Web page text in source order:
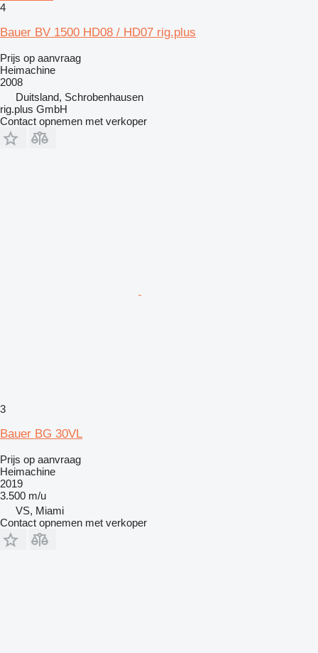
4
Bauer BV 1500 HD08 / HD07 rig.plus
Prijs op aanvraag
Heimachine
2008
Duitsland, Schrobenhausen
rig.plus GmbH
Contact opnemen met verkoper
3
Bauer BG 30VL
Prijs op aanvraag
Heimachine
2019
3.500 m/u
VS, Miami
Contact opnemen met verkoper